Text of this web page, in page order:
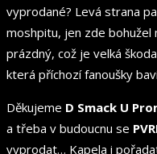
vyprodané? Levá strana
moshpitu, jen zde
prázdný, což je velká
která příchozí fanoušky
Děkujeme D Smack U
a třeba v budoucnu se
vyprodat… Kapela i